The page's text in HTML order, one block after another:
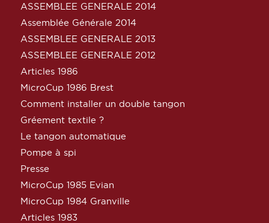
ASSEMBLEE GENERALE 2014
Assemblée Générale 2014
ASSEMBLEE GENERALE 2013
ASSEMBLEE GENERALE 2012
Articles 1986
MicroCup 1986 Brest
Comment installer un double tangon
Gréement textile ?
Le tangon automatique
Pompe à spi
Presse
MicroCup 1985 Evian
MicroCup 1984 Granville
Articles 1983